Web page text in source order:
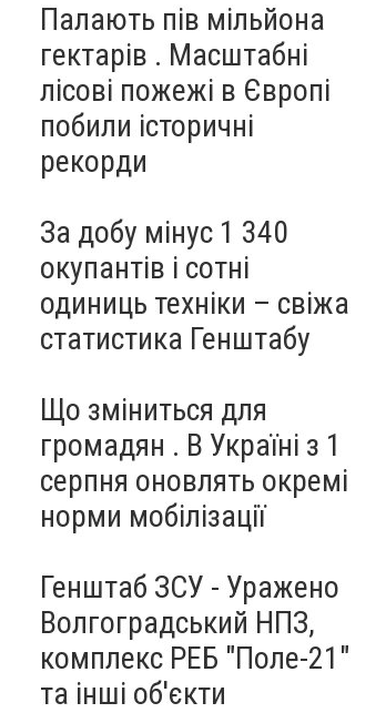
Палають пів мільйона
гектарів . Масштабні
лісові пожежі в Європі
побили історичні
рекорди
За добу мінус 1 340
окупантів і сотні
одиниць техніки – свіжа
статистика Генштабу
Що зміниться для
громадян . В Україні з 1
серпня оновлять окремі
норми мобілізації
Генштаб ЗСУ - Уражено
Волгоградський НПЗ,
комплекс РЕБ "Поле-21"
та інші об'єкти